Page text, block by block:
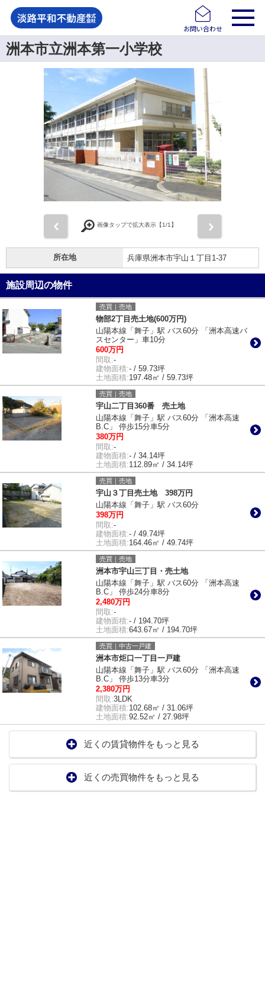
お問い合わせ
洲本市立洲本第一小学校
画像タップで拡大表示【1/1】
所在地 兵庫県洲本市宇山１丁目1-37
施設周辺の物件
売買｜売地
物部2丁目売土地(600万円)
山陽本線「舞子」駅 バス60分 「洲本高速バ
スセンター」車10分
600万円
間取:-
建物面積:- / 59.73坪
土地面積:197.48㎡ / 59.73坪
売買｜売地
宇山二丁目360番 売土地
山陽本線「舞子」駅 バス60分 「洲本高速
B.C」 停歩15分車5分
380万円
間取:-
建物面積:- / 34.14坪
土地面積:112.89㎡ / 34.14坪
売買｜売地
宇山３丁目売土地 398万円
山陽本線「舞子」駅 バス60分
398万円
間取:-
建物面積:- / 49.74坪
土地面積:164.46㎡ / 49.74坪
売買｜売地
洲本市宇山三丁目・売土地
山陽本線「舞子」駅 バス60分 「洲本高速
B.C」 停歩24分車8分
2,480万円
間取:-
建物面積:- / 194.70坪
土地面積:643.67㎡ / 194.70坪
売買｜中古一戸建
洲本市炬口一丁目一戸建
山陽本線「舞子」駅 バス60分 「洲本高速
B.C」 停歩13分車3分
2,380万円
間取:3LDK
建物面積:102.68㎡ / 31.06坪
土地面積:92.52㎡ / 27.98坪
近くの賃貸物件をもっと見る
近くの売買物件をもっと見る